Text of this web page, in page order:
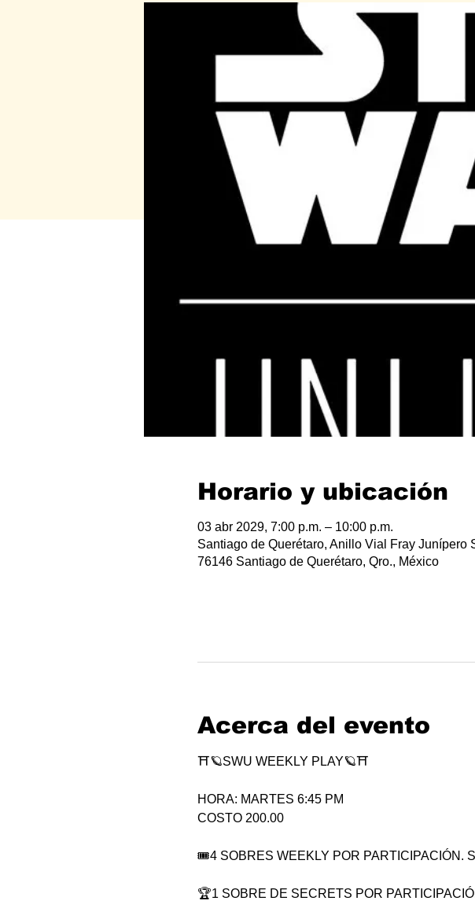
Horario y ubicación
03 abr 2029, 7:00 p.m. – 10:00 p.m.
Santiago de Querétaro, Anillo Vial Fray Junípero
76146 Santiago de Querétaro, Qro., México
Acerca del evento
⛩🪐SWU WEEKLY PLAY🪐⛩
HORA: MARTES 6:45 PM
COSTO 200.00
🎟4 SOBRES WEEKLY POR PARTICIPACIÓN.
🏆1 SOBRE DE SECRETS POR